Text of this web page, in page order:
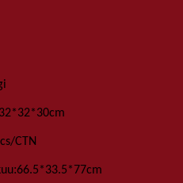
32*32*30cm
/CTN
:66.5*33.5*77cm